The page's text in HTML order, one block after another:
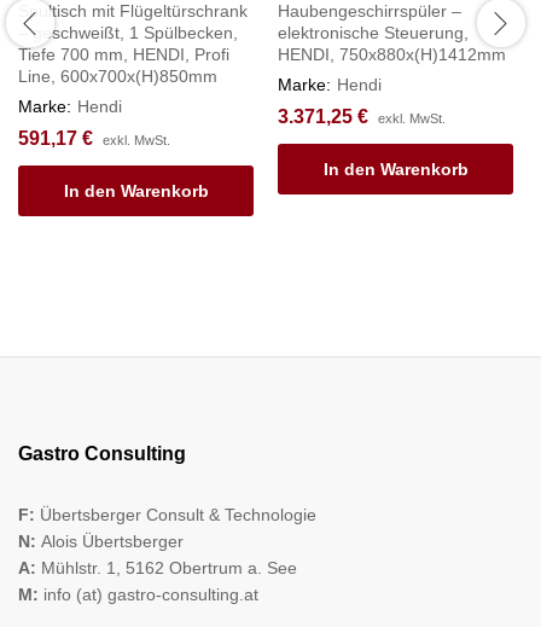
Spültisch mit Flügeltürschrank
– geschweißt, 1 Spülbecken,
Tiefe 700 mm, HENDI, Profi
Line, 600x700x(H)850mm
Marke: Hendi
591,17 € exkl. MwSt.
In den Warenkorb
Haubengeschirrspüler –
elektronische Steuerung,
HENDI, 750x880x(H)1412mm
Marke: Hendi
3.371,25 € exkl. MwSt.
In den Warenkorb
Gastro Consulting
F: Übertsberger Consult & Technologie
N: Alois Übertsberger
A: Mühlstr. 1, 5162 Obertrum a. See
M: info (at) gastro-consulting.at